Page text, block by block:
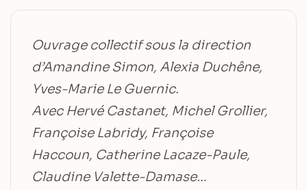
Ouvrage collectif sous la direction
d’Amandine Simon, Alexia Duchêne,
Yves-Marie Le Guernic.
Avec Hervé Castanet, Michel Grollier,
Françoise Labridy, Françoise
Haccoun, Catherine Lacaze-Paule,
Claudine Valette-Damase…